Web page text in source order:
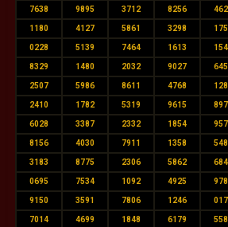
7638 9895 3712 8256
1180 4127 5861 3298
0228 5139 7464 1613
8329 1480 2032 9027
2507 5986 8611 4768
2410 1782 5319 9615
6028 3387 2332 1854
8156 4030 7911 1358
3183 8775 2306 5862
0695 7534 1092 4925
9150 3591 7806 1246
7014 4699 1848 6179